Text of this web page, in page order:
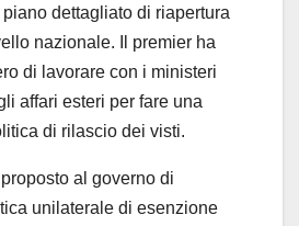
dettagliato di riapertura
nazionale. Il premier ha
di lavorare con i ministeri
affari esteri per fare una
di rilascio dei visti.
proposto al governo di
unilaterale di esenzione